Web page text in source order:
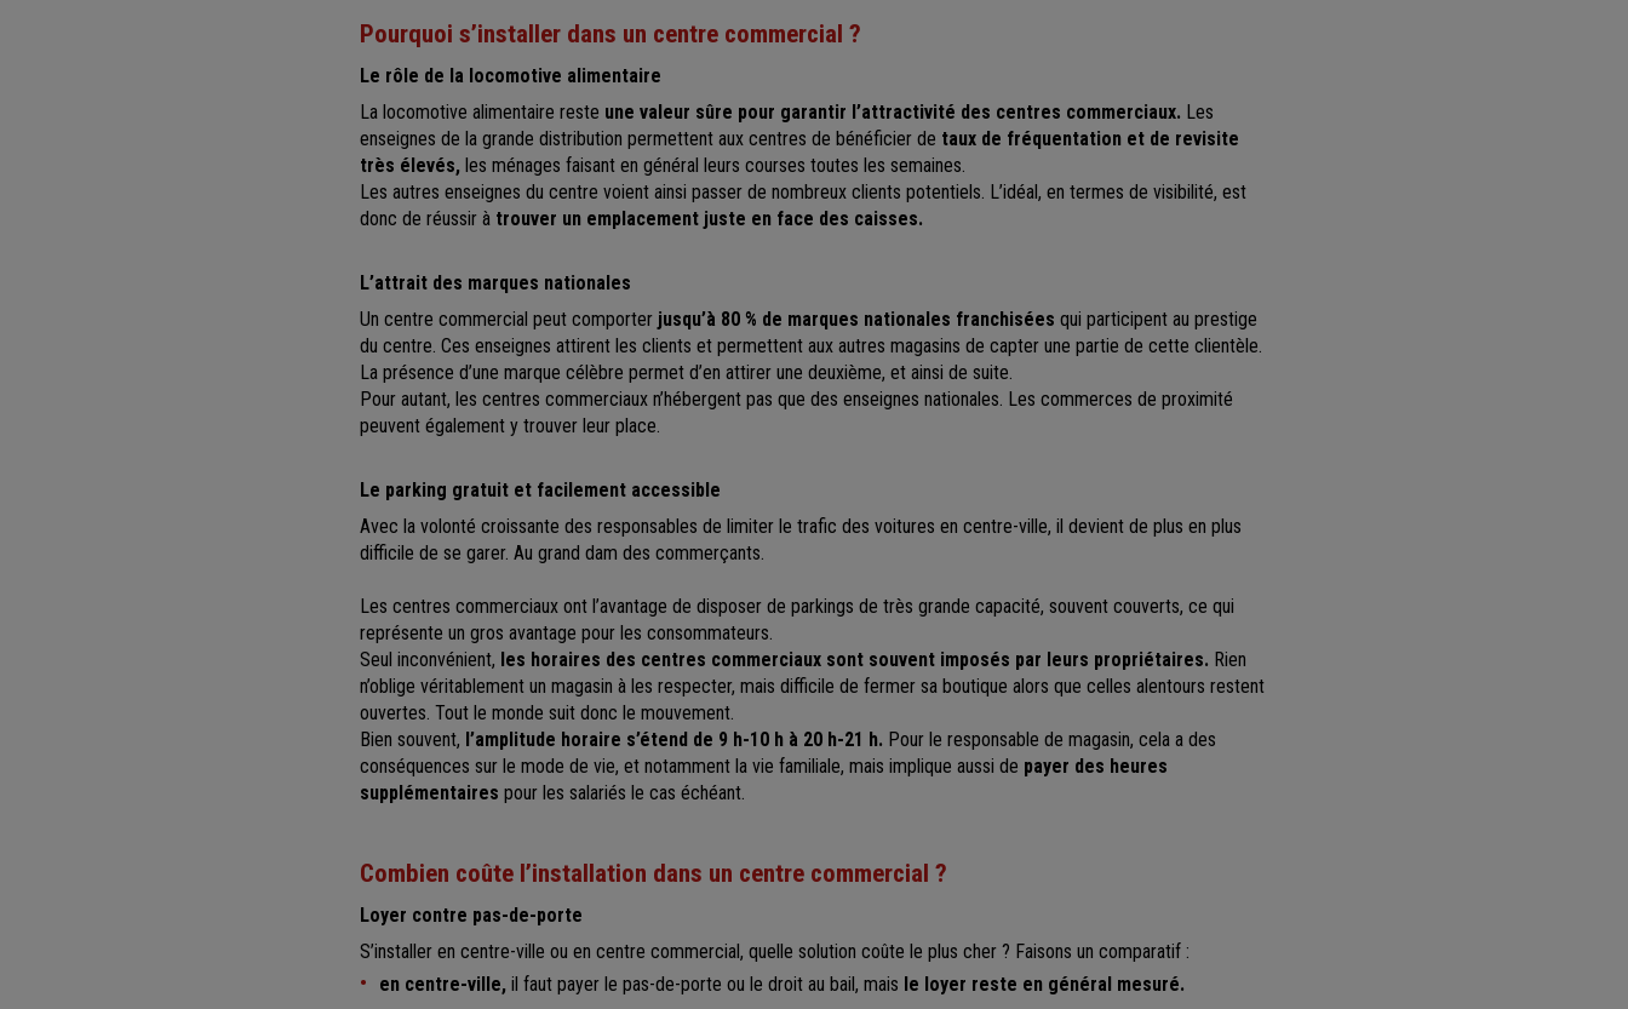
Pourquoi s’installer dans un centre commercial ?
Le rôle de la locomotive alimentaire
La locomotive alimentaire reste une valeur sûre pour garantir l’attractivité des centres commerciaux. Les
enseignes de la grande distribution permettent aux centres de bénéficier de taux de fréquentation et de revisite
très élevés, les ménages faisant en général leurs courses toutes les semaines.
Les autres enseignes du centre voient ainsi passer de nombreux clients potentiels. L’idéal, en termes de visibilité, est
donc de réussir à trouver un emplacement juste en face des caisses.
L’attrait des marques nationales
Un centre commercial peut comporter jusqu’à 80 % de marques nationales franchisées qui participent au prestige
du centre. Ces enseignes attirent les clients et permettent aux autres magasins de capter une partie de cette clientèle.
La présence d’une marque célèbre permet d’en attirer une deuxième, et ainsi de suite.
Pour autant, les centres commerciaux n’hébergent pas que des enseignes nationales. Les commerces de proximité
peuvent également y trouver leur place.
Le parking gratuit et facilement accessible
Avec la volonté croissante des responsables de limiter le trafic des voitures en centre-ville, il devient de plus en plus
difficile de se garer. Au grand dam des commerçants.
Les centres commerciaux ont l’avantage de disposer de parkings de très grande capacité, souvent couverts, ce qui
représente un gros avantage pour les consommateurs.
Seul inconvénient, les horaires des centres commerciaux sont souvent imposés par leurs propriétaires. Rien
n’oblige véritablement un magasin à les respecter, mais difficile de fermer sa boutique alors que celles alentours restent
ouvertes. Tout le monde suit donc le mouvement.
Bien souvent, l’amplitude horaire s’étend de 9 h-10 h à 20 h-21 h. Pour le responsable de magasin, cela a des
conséquences sur le mode de vie, et notamment la vie familiale, mais implique aussi de payer des heures
supplémentaires pour les salariés le cas échéant.
Combien coûte l’installation dans un centre commercial ?
Loyer contre pas-de-porte
S’installer en centre-ville ou en centre commercial, quelle solution coûte le plus cher ? Faisons un comparatif :
en centre-ville, il faut payer le pas-de-porte ou le droit au bail, mais le loyer reste en général mesuré.